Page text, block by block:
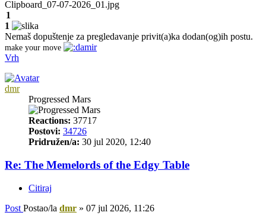
Clipboard_07-07-2026_01.jpg
1
1
Nemaš dopuštenje za pregledavanje privit(a)ka dodan(og)ih postu.
make your move
Vrh
dmr
Progressed Mars
Reactions: 37717
Postovi: 34726
Pridružen/a: 30 jul 2020, 12:40
Re: The Memelords of the Edgy Table
Citiraj
Post Postao/la dmr » 07 jul 2026, 11:26